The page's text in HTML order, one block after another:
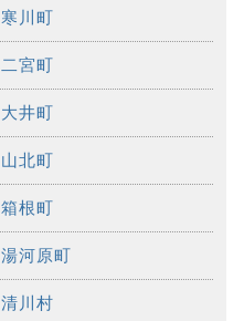
寒川町
二宮町
大井町
山北町
箱根町
湯河原町
清川村